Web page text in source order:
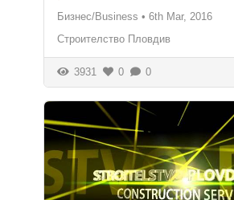
Бизнес/Business • 6th Mar, 2016
Строителство Пловдив
3931 0 0